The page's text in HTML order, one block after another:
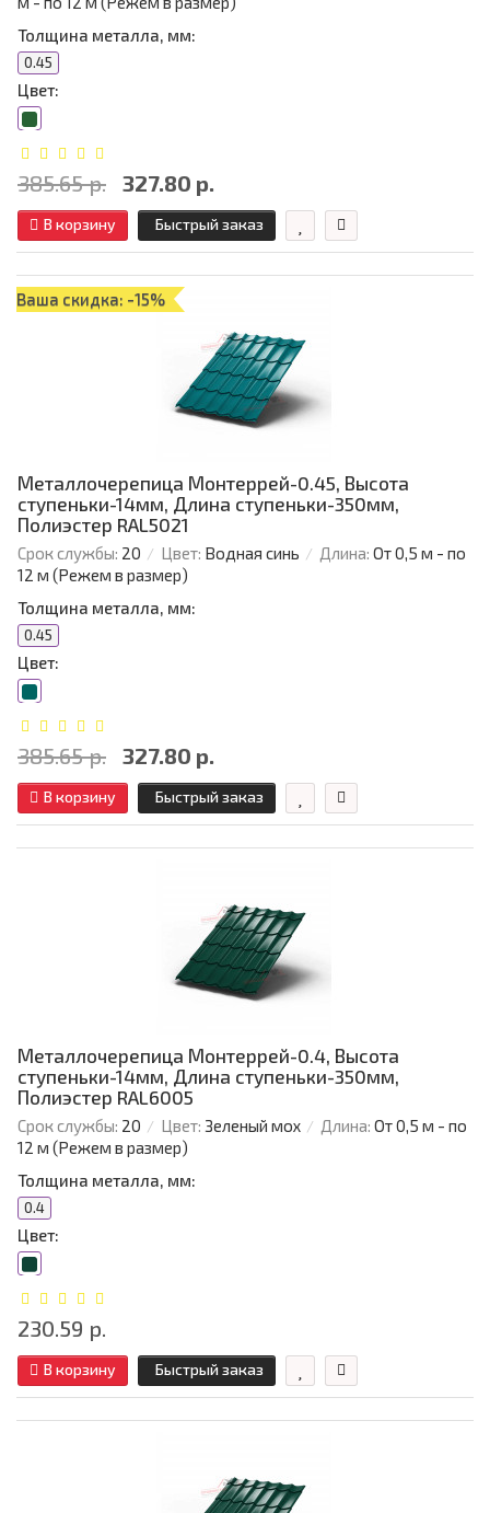
Толщина металла, мм:
0.45
Цвет:
385.65 р. 327.80 р.
В корзину Быстрый заказ
Ваша скидка: -15%
Металлочерепица Монтеррей-0.45, Высота
ступеньки-14мм, Длина ступеньки-350мм,
Полиэстер RAL5021
Срок службы: 20 Цвет: Водная синь Длина: От 0,5 м - по
12 м (Режем в размер)
Толщина металла, мм:
0.45
Цвет:
385.65 р. 327.80 р.
В корзину Быстрый заказ
Металлочерепица Монтеррей-0.4, Высота
ступеньки-14мм, Длина ступеньки-350мм,
Полиэстер RAL6005
Срок службы: 20 Цвет: Зеленый мох Длина: От 0,5 м - по
12 м (Режем в размер)
Толщина металла, мм:
0.4
Цвет:
230.59 р.
В корзину Быстрый заказ